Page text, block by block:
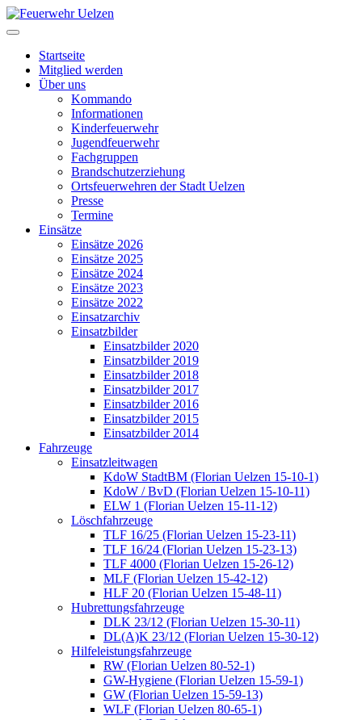
Startseite
Mitglied werden
Über uns
Kommando
Informationen
Kinderfeuerwehr
Jugendfeuerwehr
Fachgruppen
Brandschutzerziehung
Ortsfeuerwehren der Stadt Uelzen
Presse
Termine
Einsätze
Einsätze 2026
Einsätze 2025
Einsätze 2024
Einsätze 2023
Einsätze 2022
Einsatzarchiv
Einsatzbilder
Einsatzbilder 2020
Einsatzbilder 2019
Einsatzbilder 2018
Einsatzbilder 2017
Einsatzbilder 2016
Einsatzbilder 2015
Einsatzbilder 2014
Fahrzeuge
Einsatzleitwagen
KdoW StadtBM (Florian Uelzen 15-10-1)
KdoW / BvD (Florian Uelzen 15-10-11)
ELW 1 (Florian Uelzen 15-11-12)
Löschfahrzeuge
TLF 16/25 (Florian Uelzen 15-23-11)
TLF 16/24 (Florian Uelzen 15-23-13)
TLF 4000 (Florian Uelzen 15-26-12)
MLF (Florian Uelzen 15-42-12)
HLF 20 (Florian Uelzen 15-48-11)
Hubrettungsfahrzeuge
DLK 23/12 (Florian Uelzen 15-30-11)
DL(A)K 23/12 (Florian Uelzen 15-30-12)
Hilfeleistungsfahrzeuge
RW (Florian Uelzen 80-52-1)
GW-Hygiene (Florian Uelzen 15-59-1)
GW (Florian Uelzen 15-59-13)
WLF (Florian Uelzen 80-65-1)